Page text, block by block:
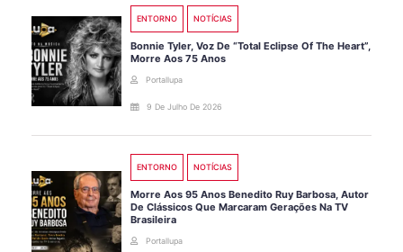
ENTORNO NOTÍCIAS
Bonnie Tyler, Voz De “Total Eclipse Of The Heart”,
Morre Aos 75 Anos
Portallupa
9 De Julho De 2026
ENTORNO NOTÍCIAS
Morre Aos 95 Anos Benedito Ruy Barbosa, Autor
De Clássicos Que Marcaram Gerações Na TV
Brasileira
Portallupa